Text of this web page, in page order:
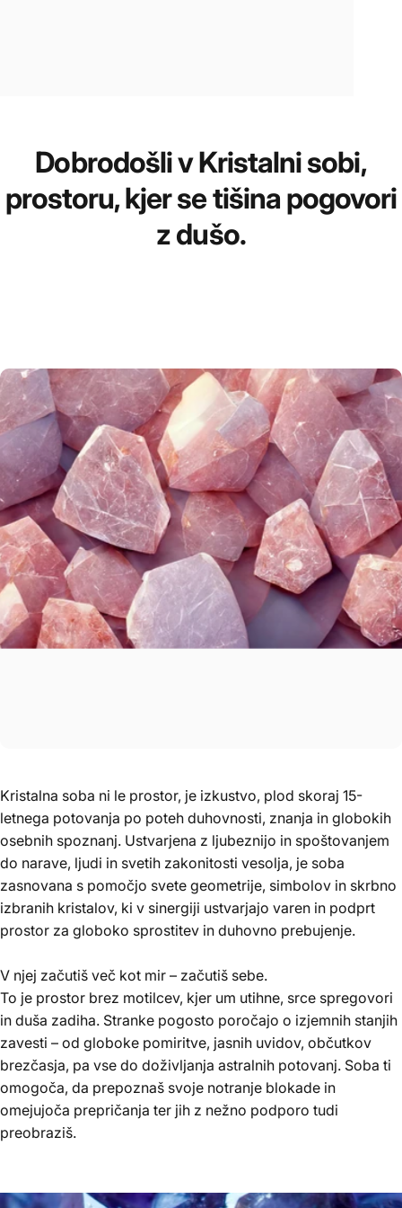
Dobrodošli v Kristalni sobi,
prostoru, kjer se tišina pogovori
z dušo.
Kristalna soba ni le prostor, je izkustvo, plod skoraj 15-
letnega potovanja po poteh duhovnosti, znanja in globokih
osebnih spoznanj. Ustvarjena z ljubeznijo in spoštovanjem
do narave, ljudi in svetih zakonitosti vesolja, je soba
zasnovana s pomočjo svete geometrije, simbolov in skrbno
izbranih kristalov, ki v sinergiji ustvarjajo varen in podprt
prostor za globoko sprostitev in duhovno prebujenje.
V njej začutiš več kot mir – začutiš sebe.
To je prostor brez motilcev, kjer um utihne, srce spregovori
in duša zadiha. Stranke pogosto poročajo o izjemnih stanjih
zavesti – od globoke pomiritve, jasnih uvidov, občutkov
brezčasja, pa vse do doživljanja astralnih potovanj. Soba ti
omogoča, da prepoznaš svoje notranje blokade in
omejujoča prepričanja ter jih z nežno podporo tudi
preobraziš.